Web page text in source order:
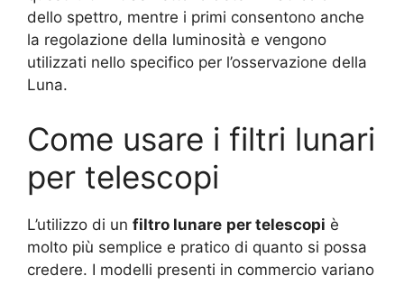
dello spettro, mentre i primi consentono anche
la regolazione della luminosità e vengono
utilizzati nello specifico per l’osservazione della
Luna.
Come usare i filtri lunari
per telescopi
L’utilizzo di un filtro lunare per telescopi è
molto più semplice e pratico di quanto si possa
credere. I modelli presenti in commercio variano